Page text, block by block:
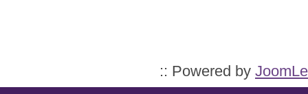
:: Powered by